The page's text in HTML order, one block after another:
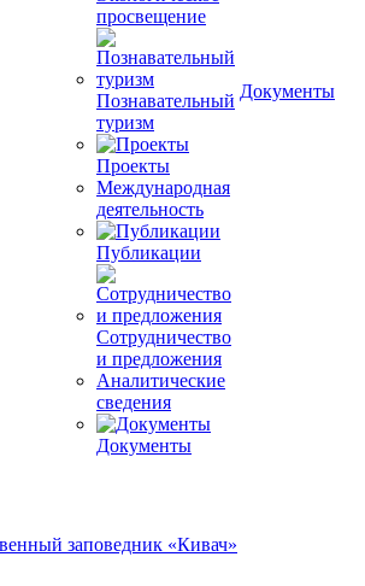
просвещение
Познавательный
туризм
Проекты
Международная
деятельность
Публикации
Сотрудничество
и предложения
Аналитические
сведения
Документы
Документы